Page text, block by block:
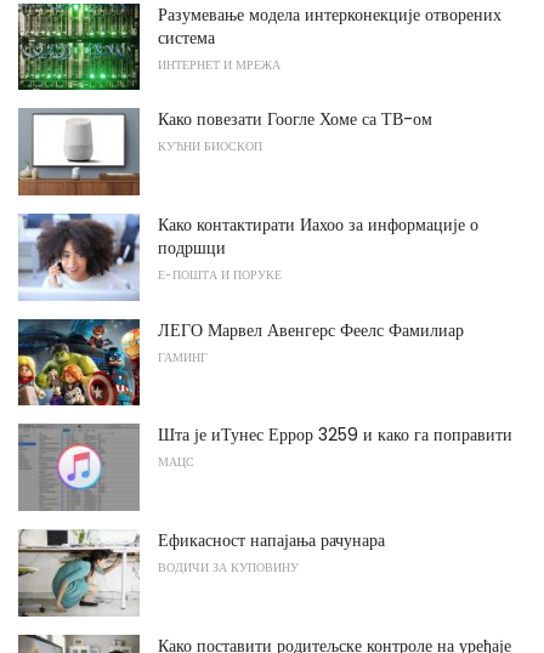
Разумевање модела интерконекције отворених
система
ИНТЕРНЕТ И МРЕЖА
Како повезати Гоогле Хоме са ТВ-ом
КУЋНИ БИОСКОП
Како контактирати Иахоо за информације о
подршци
Е-ПОШТА И ПОРУКЕ
ЛЕГО Марвел Авенгерс Феелс Фамилиар
ГАМИНГ
Шта је иТунес Еррор 3259 и како га поправити
МАЦС
Ефикасност напајања рачунара
ВОДИЧИ ЗА КУПОВИНУ
Како поставити родитељске контроле на уређаје